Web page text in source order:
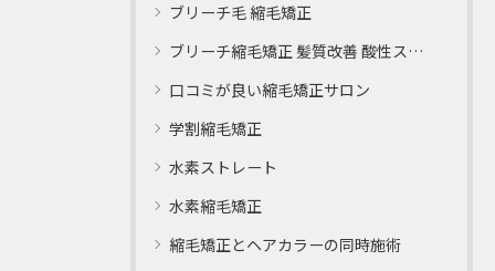
ブリーチ毛 縮毛矯正
ブリーチ縮毛矯正 髪質改善 酸性ストレート
口コミが良い縮毛矯正サロン
学割縮毛矯正
水素ストレート
水素縮毛矯正
縮毛矯正とヘアカラーの同時施術